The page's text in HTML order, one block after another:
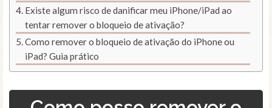
Existe algum risco de danificar meu iPhone/iPad ao
tentar remover o bloqueio de ativação?
Como remover o bloqueio de ativação do iPhone ou
iPad? Guia prático